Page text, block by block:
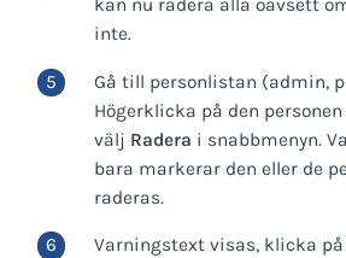
kan nu radera alla oavsett
inte.
Gå till personlistan (admin,
Högerklicka på den
välj Radera i snabbmenyn.
bara markerar den eller de
raderas.
Varningstext visas, klicka på